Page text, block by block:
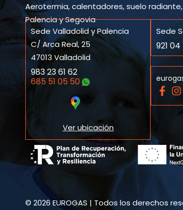
Aerotermia, calentadores, suelo
Palencia y Segovia
Sede Valladolid y Palencia
C/ Arca Real, 25
47013 Valladolid
983 23 61 62
685 51 05 50
Ver ubicación
Sede
921
F
a
c
o
I
n
s
r
a
© 2026 EUROGAS | Todos los derechos